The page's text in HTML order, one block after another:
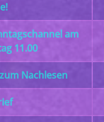
am
11.00
Nachlesen